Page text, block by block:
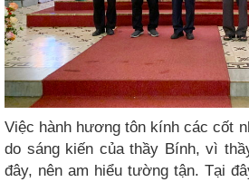
Việc hành hương tôn kính các cốt
do sáng kiến của thầy Bính, vì
đây, nên am hiểu tường tận. Tại